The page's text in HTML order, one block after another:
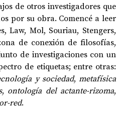
de otros investigadores que
por su obra. Comencé a leer
Law, Mol, Souriau, Stengers,
de conexión de filosofías,
de investigaciones con un
y sociedad, metafísica
, ontología del actante-rizoma
red.